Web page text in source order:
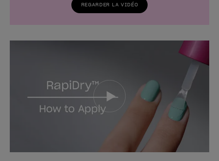
REGARDER LA VIDÉO